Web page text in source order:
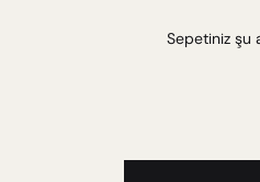
Sepetiniz şu